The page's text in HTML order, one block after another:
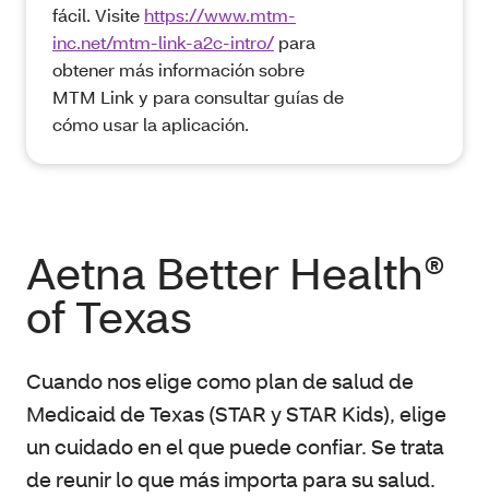
fácil. Visite https://www.mtm-
inc.net/mtm-link-a2c-intro/ para
obtener más información sobre
MTM Link y para consultar guías de
cómo usar la aplicación.
Aetna Better Health®
of Texas
Cuando nos elige como plan de salud de
Medicaid de Texas (STAR y STAR Kids), elige
un cuidado en el que puede confiar. Se trata
de reunir lo que más importa para su salud.